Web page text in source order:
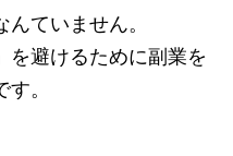
ていません。
を避けるために副業を
。